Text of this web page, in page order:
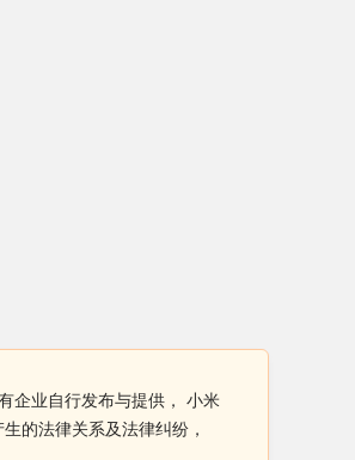
企业自行发布与提供， 小米
的法律关系及法律纠纷，